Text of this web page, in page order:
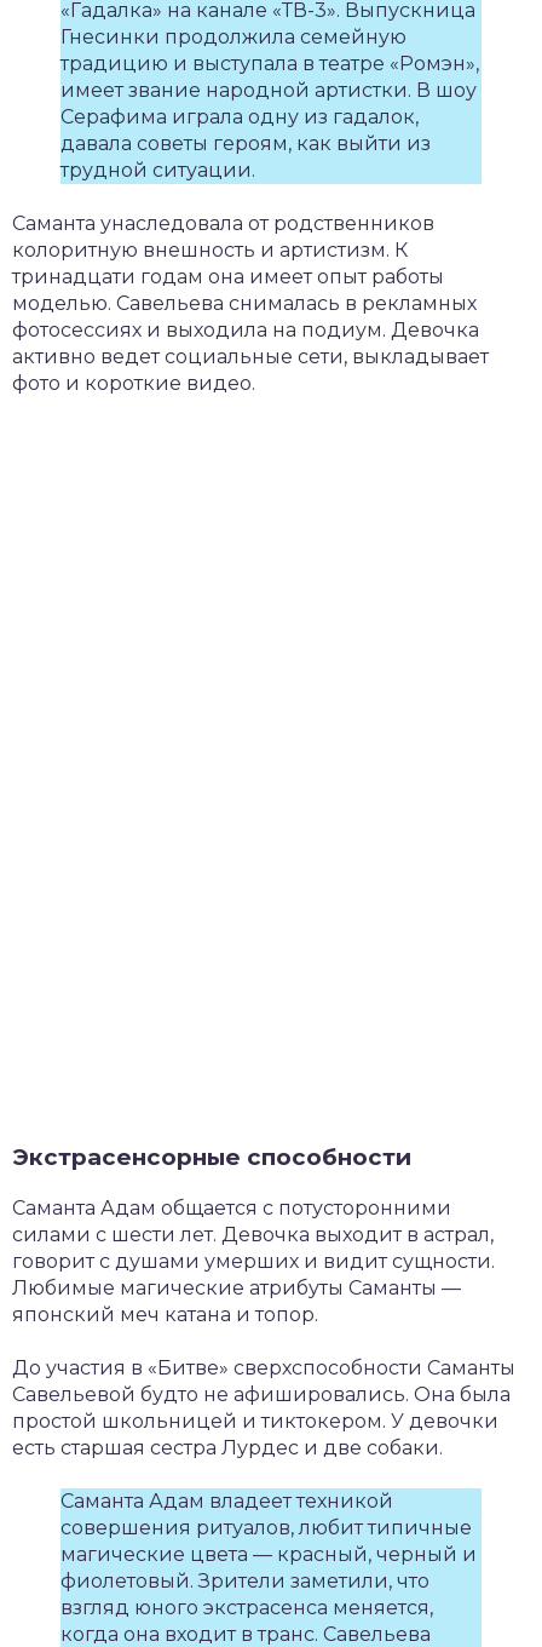
«Гадалка» на канале «ТВ-3». Выпускница
Гнесинки продолжила семейную
традицию и выступала в театре «Ромэн»,
имеет звание народной артистки. В шоу
Серафима играла одну из гадалок,
давала советы героям, как выйти из
трудной ситуации.
Саманта унаследовала от родственников
колоритную внешность и артистизм. К
тринадцати годам она имеет опыт работы
моделью. Савельева снималась в рекламных
фотосессиях и выходила на подиум. Девочка
активно ведет социальные сети, выкладывает
фото и короткие видео.
Экстрасенсорные способности
Саманта Адам общается с потусторонними
силами с шести лет. Девочка выходит в астрал,
говорит с душами умерших и видит сущности.
Любимые магические атрибуты Саманты —
японский меч катана и топор.
До участия в «Битве» сверхспособности Саманты
Савельевой будто не афишировались. Она была
простой школьницей и тиктокером. У девочки
есть старшая сестра Лурдес и две собаки.
Саманта Адам владеет техникой
совершения ритуалов, любит типичные
магические цвета — красный, черный и
фиолетовый. Зрители заметили, что
взгляд юного экстрасенса меняется,
когда она входит в транс. Савельева